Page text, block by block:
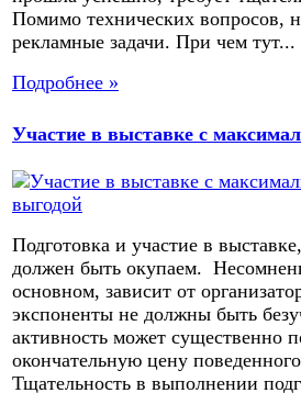
Помимо технических вопросов,
рекламные задачи. При чем тут...
Подробнее »
Участие в выставке с
Подготовка и участие в
должен быть окупаем.
основном, зависит от
экспоненты не должны быть
активность может существенно
окончательную цену
Тщательность в выполнении